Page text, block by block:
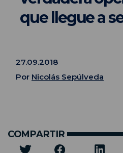
que llegue a
27.09.2018
Por Nicolás Sepúlveda
COMPARTIR